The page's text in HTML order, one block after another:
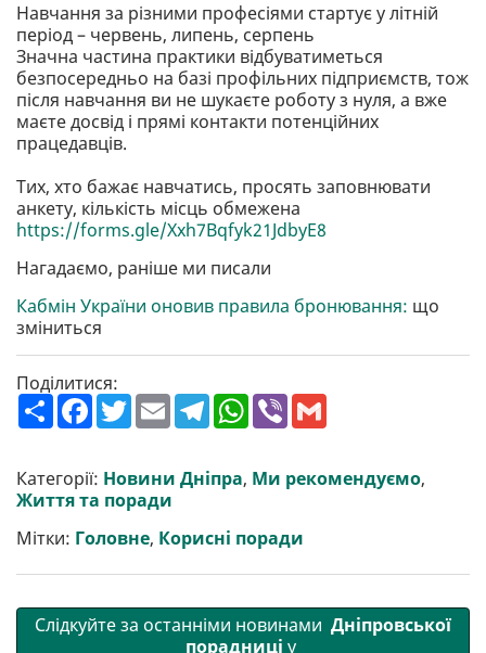
Навчання за різними професіями стартує у літній
період – червень, липень, серпень
Значна частина практики відбуватиметься
безпосередньо на базі профільних підприємств, тож
після навчання ви не шукаєте роботу з нуля, а вже
маєте досвід і прямі контакти потенційних
працедавців.
Тих, хто бажає навчатись, просять заповнювати
анкету, кількість місць обмежена
https://forms.gle/Xxh7Bqfyk21JdbyE8
Нагадаємо, раніше ми писали
Кабмін України оновив правила бронювання: що
зміниться
Поділитися:
П
о
р
и
т
F
a
b
o
o
T
w
t
e
r
E
m
l
T
e
g
r
W
h
s
A
V
r l
Категорії: Новини Дніпра, Ми рекомендуємо,
Життя та поради
Мітки: Головне, Корисні поради
Слідкуйте за останніми новинами Дніпровської
порадниці у